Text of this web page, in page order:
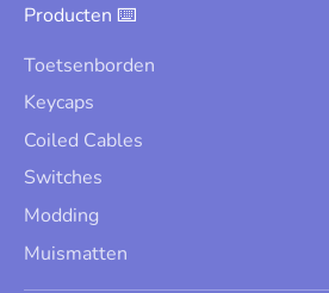
Producten ⌨️
Toetsenborden
Keycaps
Coiled Cables
Switches
Modding
Muismatten